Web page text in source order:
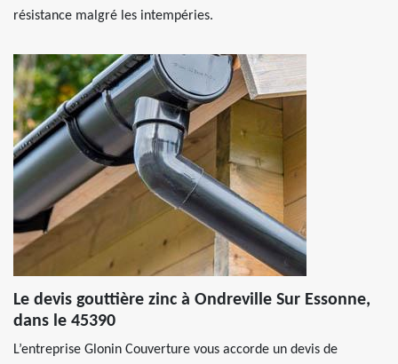
résistance malgré les intempéries.
Le devis gouttière zinc à Ondreville Sur Essonne,
dans le 45390
L’entreprise Glonin Couverture vous accorde un devis de